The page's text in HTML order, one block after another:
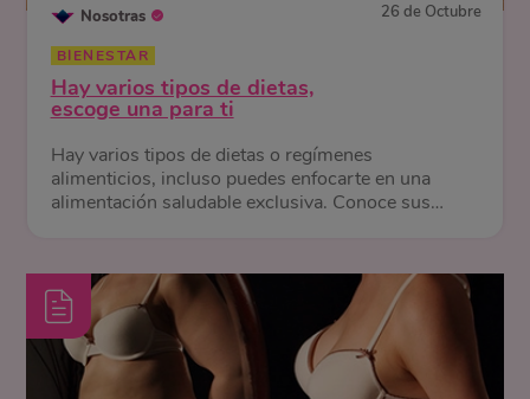
Nosotras 26 de Octubre
BIENESTAR
Hay varios tipos de dietas,
escoge una para ti
Hay varios tipos de dietas o regímenes
alimenticios, incluso puedes enfocarte en una
alimentación saludable exclusiva. Conoce sus